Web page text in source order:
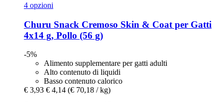
4 opzioni
Churu Snack Cremoso Skin & Coat per Gatti
4x14 g, Pollo (56 g)
-5%
Alimento supplementare per gatti adulti
Alto contenuto di liquidi
Basso contenuto calorico
€ 3,93 € 4,14 (€ 70,18 / kg)